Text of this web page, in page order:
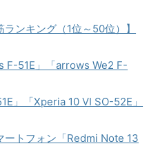
ンキング（1位～50位）】
F-51E」「arrows We2 F-
」「Xperia 10 VI SO-52E」
ートフォン「Redmi Note 13